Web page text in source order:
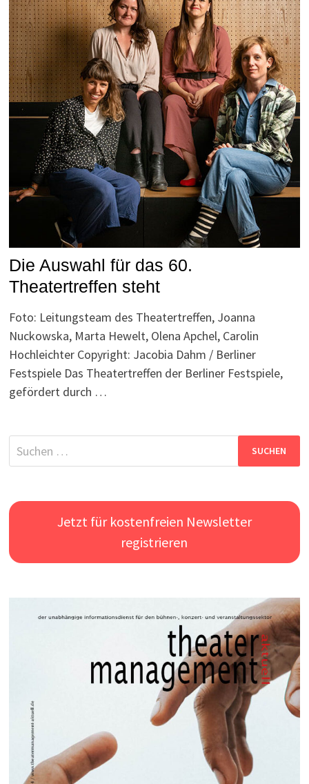
Die Auswahl für das 60.
Theatertreffen steht
Foto: Leitungsteam des Theatertreffen, Joanna
Nuckowska, Marta Hewelt, Olena Apchel, Carolin
Hochleichter Copyright: Jacobia Dahm / Berliner
Festspiele Das Theatertreffen der Berliner Festspiele,
gefördert durch …
Suchen
nach:
Jetzt für kostenfreien Newsletter
registrieren